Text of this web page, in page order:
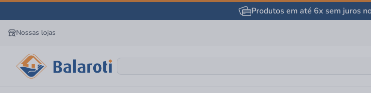
Produtos em até 6x sem juros
Nossas lojas